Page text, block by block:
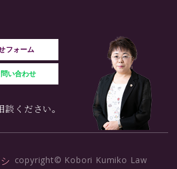
フォーム
い合わせ
ください。
copyright© Kobori Kumiko Law